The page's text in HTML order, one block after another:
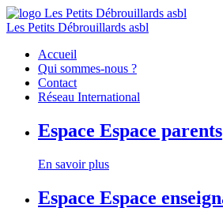
Les Petits Débrouillards asbl
Accueil
Qui sommes-nous ?
Contact
Réseau International
Espace Espace parents
En savoir plus
Espace Espace